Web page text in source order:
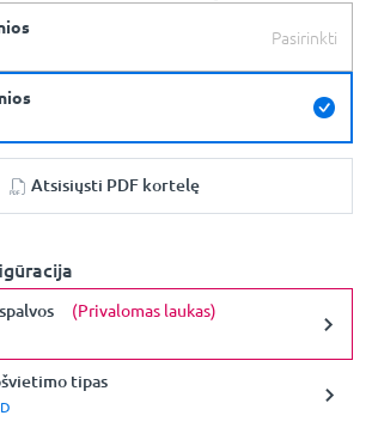
Pasirinkti
Atsisiųsti PDF kortelę
(Privalomas laukas)
tipas